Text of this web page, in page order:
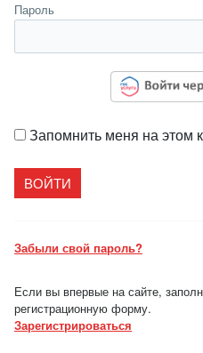
Пароль
Запомнить меня на этом
Забыли свой пароль?
Если вы впервые на сайте,
регистрационную форму.
Зарегистрироваться